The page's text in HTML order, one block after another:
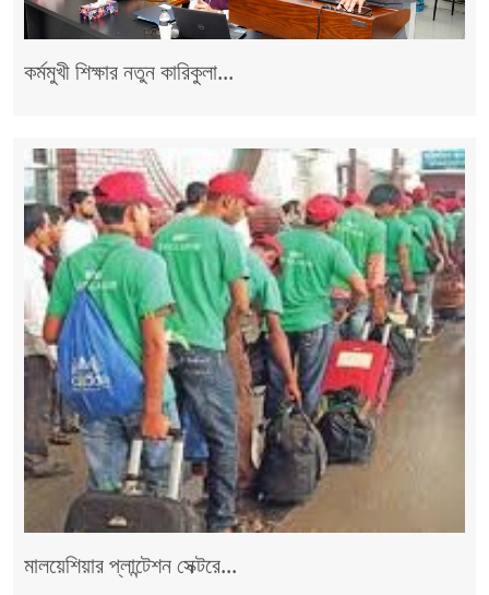
কর্মমুখী শিক্ষার নতুন কারিকুলা...
মালয়েশিয়ার প্লান্টেশন সেক্টরে...